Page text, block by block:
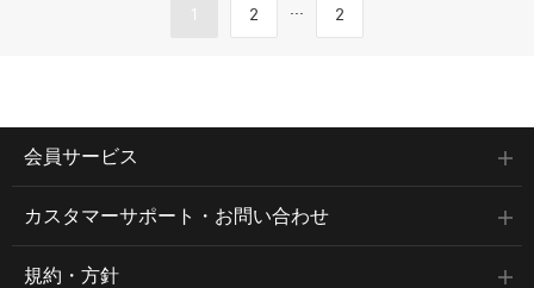
1 2 ... 2
会員サービス
カスタマーサポート・お問い合わせ
規約・方針